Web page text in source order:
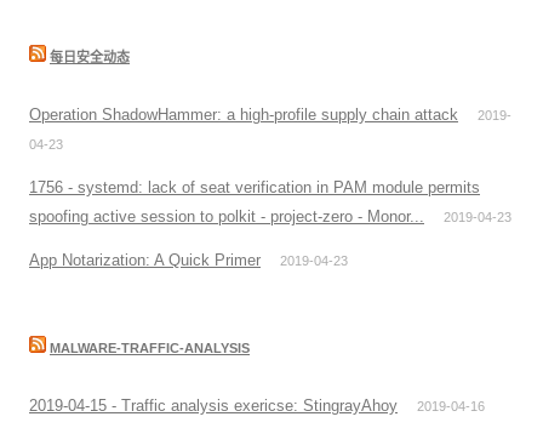
每日安全动态
Operation ShadowHammer: a high-profile supply chain attack
2019-
04-23
1756 - systemd: lack of seat verification in PAM module permits
spoofing active session to polkit - project-zero - Monor...
2019-04-23
App Notarization: A Quick Primer 2019-04-23
MALWARE-TRAFFIC-ANALYSIS
2019-04-15 - Traffic analysis exericse: StingrayAhoy 2019-04-16